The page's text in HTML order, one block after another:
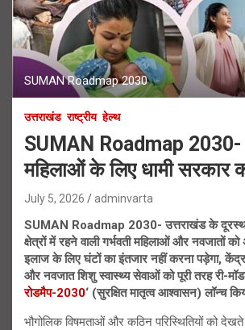
SUMAN Roadmap 2030
उत्तराखंड राष्ट्रीय हेल्थ
SUMAN Roadmap 2030-
महिलाओं के लिए धामी सरकार
July 5, 2026 adminvarta
SUMAN Roadmap 2030- उत्तराखंड के दूरस्थ
क्षेत्रों में रहने वाली गर्भवती महिलाओं और नवजातों
इलाज के लिए घंटों का इंतजार नहीं करना पड़ेगा,
और नवजात शिशु स्वास्थ्य सेवाओं को पूरी तरह री-
रोडमैप-2030‘ (सुरक्षित मातृत्व आश्वासन) लॉन्च
भौगोलिक विषमताओं और कठिन परिस्थितियों को देखते